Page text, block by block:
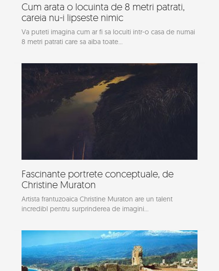
Cum arata o locuinta de 8 metri patrati,
careia nu-i lipseste nimic
Va puteti imagina cum ar fi sa locuiti intr-o casa de numai
8 metri patrati care sa aiba toate...
Fascinante portrete conceptuale, de
Christine Muraton
Artista frantuzoaica Christine Muraton are un talent
incredibl pentru surprinderea de imagini...